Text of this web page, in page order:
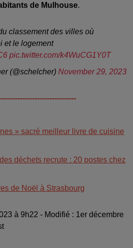
de Mulhouse.
classement des villes où
et le logement
pic.twitter.com/k4WuCG1Y0T
(@schelcher) November 29, 2023
» sacré meilleur livre de cuisine
déchets recrute : 20 postes chez
de Noël à Strasbourg
à 9h22 - Modifié : 1er décembre